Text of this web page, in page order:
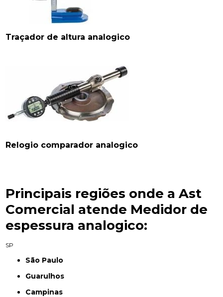
Traçador de altura analogico
Relogio comparador analogico
Principais regiões onde a Ast
Comercial atende Medidor de
espessura analogico:
SP
São Paulo
Guarulhos
Campinas